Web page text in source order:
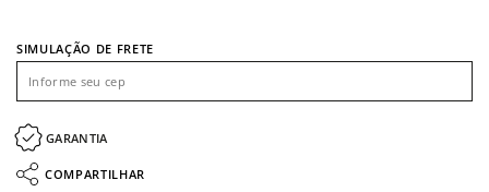
SIMULAÇÃO DE FRETE
GARANTIA
COMPARTILHAR